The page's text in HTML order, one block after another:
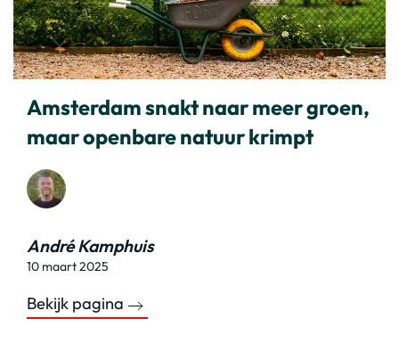
Amsterdam snakt naar meer groen,
maar openbare natuur krimpt
André Kamphuis
10 maart 2025
Bekijk pagina